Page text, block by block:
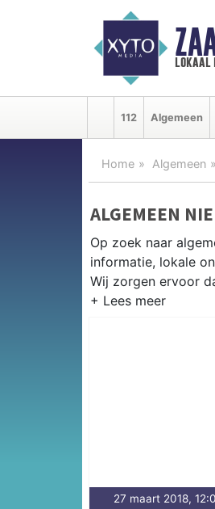
lokaal
112 Algemeen
Home Algemeen
ALGEMEEN
Op zoek naar
informatie, lokale
Wij zorgen ervoor
Van
weersbericht voor
27 maart 2018,